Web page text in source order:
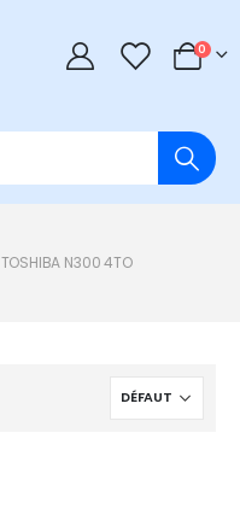
0 0
TOSHIBA N300 4TO